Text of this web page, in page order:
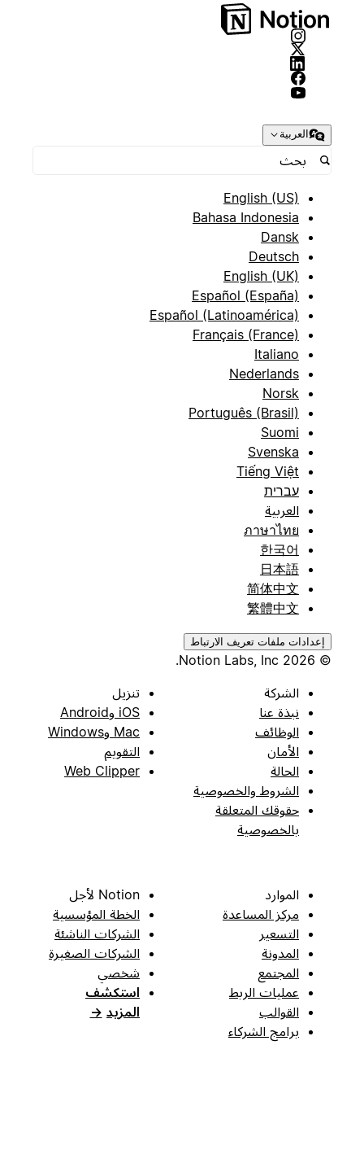
العربية
English (US)
Bahasa Indonesia
Dansk
Deutsch
English (UK)
Español (España)
Español (Latinoamérica)
Français (France)
Italiano
Nederlands
Norsk
Português (Brasil)
Suomi
Svenska
Tiếng Việt
עברית
العربية
ภาษาไทย
한국어
日本語
简体中文
繁體中文
إعدادات ملفات تعريف الارتباط
الشركة
نبذة عنا
الوظائف
الأمان
الحالة
الشروط والخصوصية
حقوقك المتعلقة
بالخصوصية
تنزيل
iOS وAndroid
Mac وWindows
التقويم
Web Clipper
الموارد
مركز المساعدة
التسعير
المدونة
المجتمع
عمليات الربط
القوالب
برامج الشركاء
Notion لأجل
الخطة المؤسسية
الشركات الناشئة
الشركات الصغيرة
شخصي
استكشف
المزيد →